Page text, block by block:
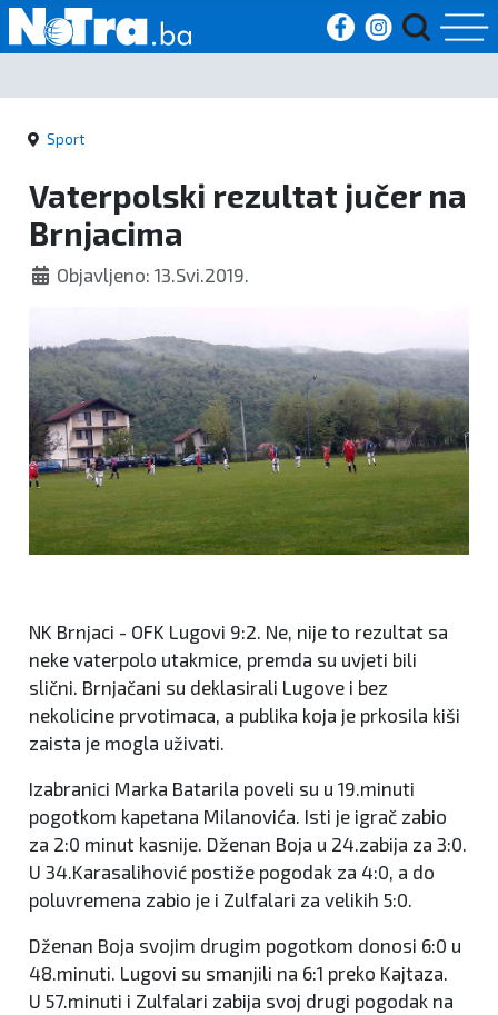
Početna
Vijesti
Sport
Kultura
Crna
kronika
Politika
Zanimljivosti
Sport
Vaterpolski rezultat jučer na
Brnjacima
Objavljeno: 13.Svi.2019.
NK Brnjaci - OFK Lugovi 9:2. Ne, nije to rezultat sa
neke vaterpolo utakmice, premda su uvjeti bili
slični. Brnjačani su deklasirali Lugove i bez
nekolicine prvotimaca, a publika koja je prkosila kiši
zaista je mogla uživati.
Izabranici Marka Batarila poveli su u 19.minuti
pogotkom kapetana Milanovića. Isti je igrač zabio
za 2:0 minut kasnije. Dženan Boja u 24.zabija za 3:0.
U 34.Karasalihović postiže pogodak za 4:0, a do
poluvremena zabio je i Zulfalari za velikih 5:0.
Dženan Boja svojim drugim pogotkom donosi 6:0 u
48.minuti. Lugovi su smanjili na 6:1 preko Kajtaza.
U 57.minuti i Zulfalari zabija svoj drugi pogodak na